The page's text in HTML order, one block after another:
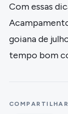
Com essas
goiana de
tempo bom